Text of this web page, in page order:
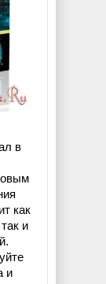
в
как
и
и